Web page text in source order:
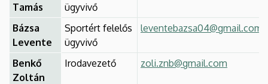
Tamás
ügyvivő
Bázsa
Levente
Sportért felelős
ügyvivő
leventebazsa04@gmail.com
Benkő
Zoltán
Irodavezető zoli.znb@gmail.com